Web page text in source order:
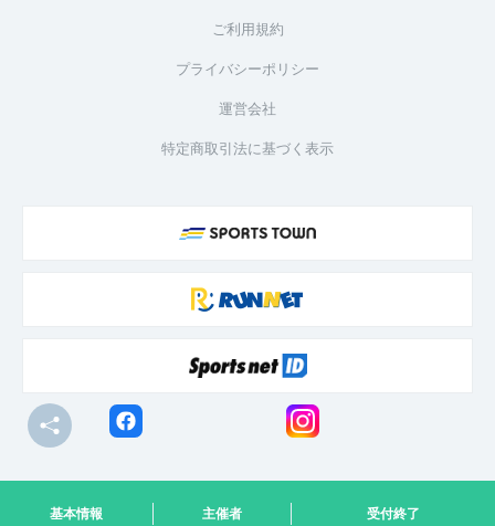
基本情報 主催者 受付終了
ご利用規約
プライバシーポリシー
運営会社
特定商取引法に基づく表示